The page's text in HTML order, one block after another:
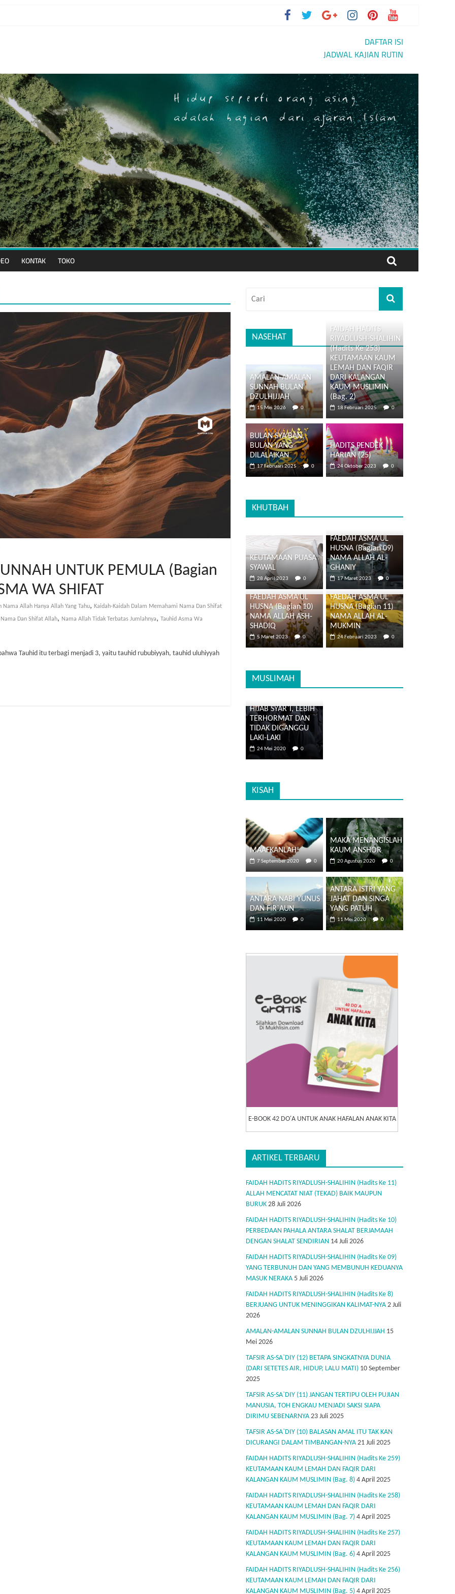
DAFTAR ISI
JADWAL KAJIAN RUTIN
KONTAK TOKO
UNTUK PEMULA (Bagian
WA SHIFAT
Nama Allah Hanya Allah Yang Tahu, Kaidah-Kaidah Dalam Memahami Nama Dan Shifat
Dan Shifat Allah, Nama Allah Tidak Terbatas Jumlahnya, Tauhid Asma Wa
Tauhid itu terbagi menjadi 3, yaitu tauhid rububiyyah, tauhid uluhiyyah
NASEHAT
AMALAN-AMALAN
SUNNAH BULAN
DZULHIJJAH
15 Mei 2026 0
FAIDAH HADITS
RIYADLUSH-SHALIHIN
(Hadits Ke 253)
KEUTAMAAN KAUM
LEMAH DAN FAQIR
DARI KALANGAN
KAUM MUSLIMIN
(Bag. 2)
18 Februari 2025 0
BULAN SYA’BAN,
BULAN YANG
DILALAIKAN
17 Februari 2025 0
HADITS PENDEK
HARIAN (25)
24 Oktober 2023 0
KHUTBAH
KEUTAMAAN PUASA
SYAWAL
28 April 2023 0
FAEDAH ASMA’UL
HUSNA (Bagian 09)
NAMA ALLAH AL-
GHANIY
17 Maret 2023 0
FAEDAH ASMA’UL
HUSNA (Bagian 10)
NAMA ALLAH ASH-
SHADIQ
5 Maret 2023 0
FAEDAH ASMA’UL
HUSNA (Bagian 11)
NAMA ALLAH AL-
MUKMIN
24 Februari 2023 0
MUSLIMAH
HIJAB SYAR`I, LEBIH
TERHORMAT DAN
TIDAK DIGANGGU
LAKI-LAKI
24 Mei 2020 0
KISAH
MAAFKANLAH!
7 September 2020 0
MAKA MENANGISLAH
KAUM ANSHOR
20 Agustus 2020 0
ANTARA NABI YUNUS
DAN FIR`AUN
11 Mei 2020 0
ANTARA ISTRI YANG
JAHAT DAN SINGA
YANG PATUH
11 Mei 2020 0
E-BOOK 42 DO'A UNTUK ANAK HAFALAN ANAK KITA
ARTIKEL TERBARU
FAIDAH HADITS RIYADLUSH-SHALIHIN (Hadits Ke 11)
ALLAH MENCATAT NIAT (TEKAD) BAIK MAUPUN
BURUK 28 Juli 2026
FAIDAH HADITS RIYADLUSH-SHALIHIN (Hadits Ke 10)
PERBEDAAN PAHALA ANTARA SHALAT BERJAMAAH
DENGAN SHALAT SENDIRIAN 14 Juli 2026
FAIDAH HADITS RIYADLUSH-SHALIHIN (Hadits Ke 09)
YANG TERBUNUH DAN YANG MEMBUNUH KEDUANYA
MASUK NERAKA 5 Juli 2026
FAIDAH HADITS RIYADLUSH-SHALIHIN (Hadits Ke 8)
BERJUANG UNTUK MENINGGIKAN KALIMAT-NYA 2 Juli
2026
AMALAN-AMALAN SUNNAH BULAN DZULHIJJAH 15
Mei 2026
TAFSIR AS-SA`DIY (12) BETAPA SINGKATNYA DUNIA
(DARI SETETES AIR, HIDUP, LALU MATI) 10 September
2025
TAFSIR AS-SA`DIY (11) JANGAN TERTIPU OLEH PUJIAN
MANUSIA, TOH ENGKAU MENJADI SAKSI SIAPA
DIRIMU SEBENARNYA 23 Juli 2025
TAFSIR AS-SA`DIY (10) BALASAN AMAL ITU TAK KAN
DICURANGI DALAM TIMBANGAN-NYA 21 Juli 2025
FAIDAH HADITS RIYADLUSH-SHALIHIN (Hadits Ke 259)
KEUTAMAAN KAUM LEMAH DAN FAQIR DARI
KALANGAN KAUM MUSLIMIN (Bag. 8) 4 April 2025
FAIDAH HADITS RIYADLUSH-SHALIHIN (Hadits Ke 258)
KEUTAMAAN KAUM LEMAH DAN FAQIR DARI
KALANGAN KAUM MUSLIMIN (Bag. 7) 4 April 2025
FAIDAH HADITS RIYADLUSH-SHALIHIN (Hadits Ke 257)
KEUTAMAAN KAUM LEMAH DAN FAQIR DARI
KALANGAN KAUM MUSLIMIN (Bag. 6) 4 April 2025
FAIDAH HADITS RIYADLUSH-SHALIHIN (Hadits Ke 256)
KEUTAMAAN KAUM LEMAH DAN FAQIR DARI
KALANGAN KAUM MUSLIMIN (Bag. 5) 4 April 2025